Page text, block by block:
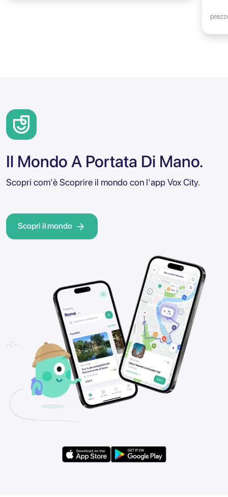
Il Mondo A Portata Di Mano.
Scopri com'è Scoprire il mondo con l'app Vox City.
Scopri il mondo